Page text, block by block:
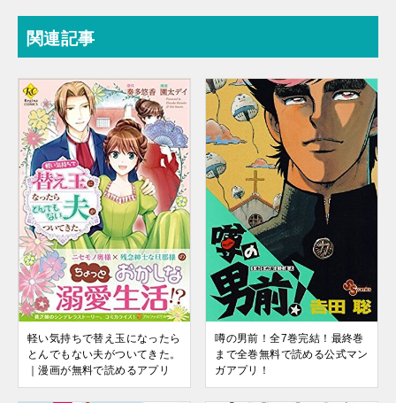
関連記事
軽い気持ちで替え玉になったら
とんでもない夫がついてきた。
｜漫画が無料で読めるアプリ
噂の男前！全7巻完結！最終巻
まで全巻無料で読める公式マン
ガアプリ！